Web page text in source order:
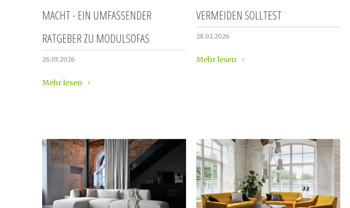
MACHT - EIN UMFASSENDER
RATGEBER ZU MODULSOFAS
26.03.2026
Mehr lesen
VERMEIDEN SOLLTEST
28.02.2026
Mehr lesen